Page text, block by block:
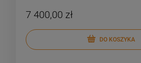
7 400,00 zł
DO KOSZYKA